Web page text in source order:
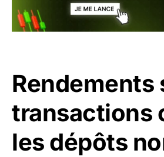
Rendements
transactions
les dépôts